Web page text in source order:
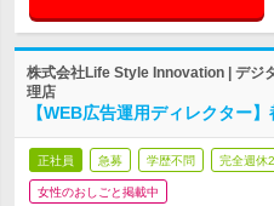
株式会社Life Style Innovation | デジ
理店
【WEB広告運用ディレクター
正社員 急募 学歴不問 完全週休
女性のおしごと掲載中